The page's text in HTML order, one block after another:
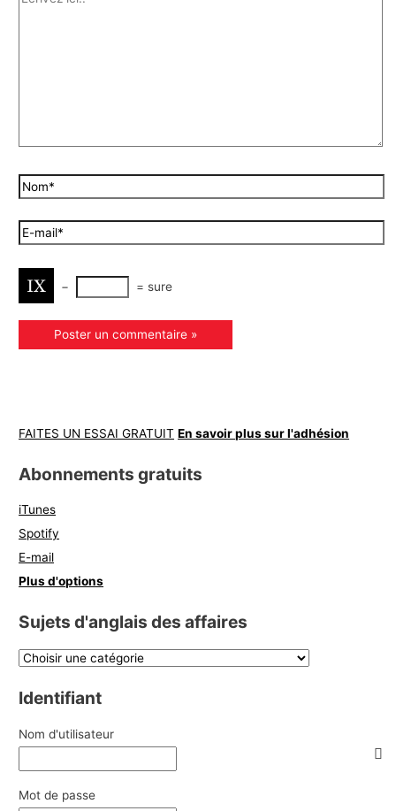
− = sure
FAITES UN ESSAI GRATUIT En savoir plus sur l'adhésion
Abonnements gratuits
iTunes
Spotify
E-mail
Plus d'options
Sujets d'anglais des affaires
Identifiant
Nom d'utilisateur
Mot de passe